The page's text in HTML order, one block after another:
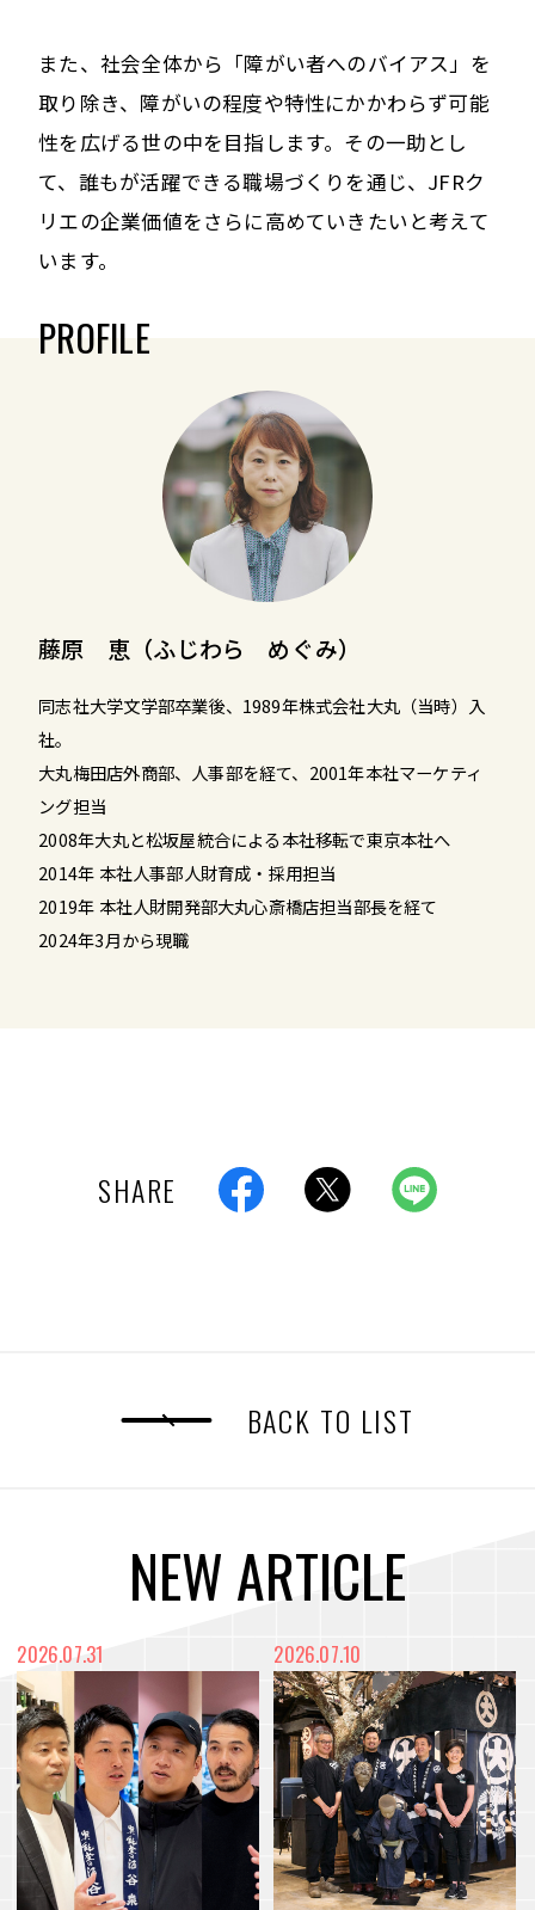
また、社会全体から「障がい者へのバイアス」を
取り除き、障がいの程度や特性にかかわらず可能
性を広げる世の中を目指します。その一助とし
て、誰もが活躍できる職場づくりを通じ、JFRク
リエの企業価値をさらに高めていきたいと考えて
います。
PROFILE
藤原 恵（ふじわら めぐみ）
同志社大学文学部卒業後、1989年株式会社大丸（当時）入
社。
大丸梅田店外商部、人事部を経て、2001年本社マーケティ
ング担当
2008年大丸と松坂屋統合による本社移転で東京本社へ
2014年 本社人事部人財育成・採用担当
2019年 本社人財開発部大丸心斎橋店担当部長を経て
2024年3月から現職
SHARE
BACK TO LIST
NEWARTICLE
2026.07.31 2026.07.10